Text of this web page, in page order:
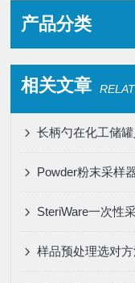
产品分类
相关文章
长柄勺在化工储
Powder粉末采样
SteriWare一次性
样品预处理选对